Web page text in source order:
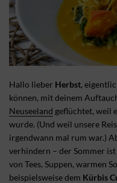
Hallo lieber Herbst,
können, mit deinem
Neuseeland geflüchtet, weil
wurde. (Und weil unsere
irgendwann mal rum war.)
verhindern – der Sommer
von Tees, Suppen, warmen
beispielsweise dem Kürbis